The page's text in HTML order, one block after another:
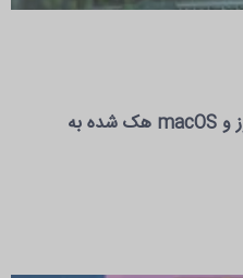
تبدیل هزاران رایانه شخصی ویندوز و macOS هک شده به